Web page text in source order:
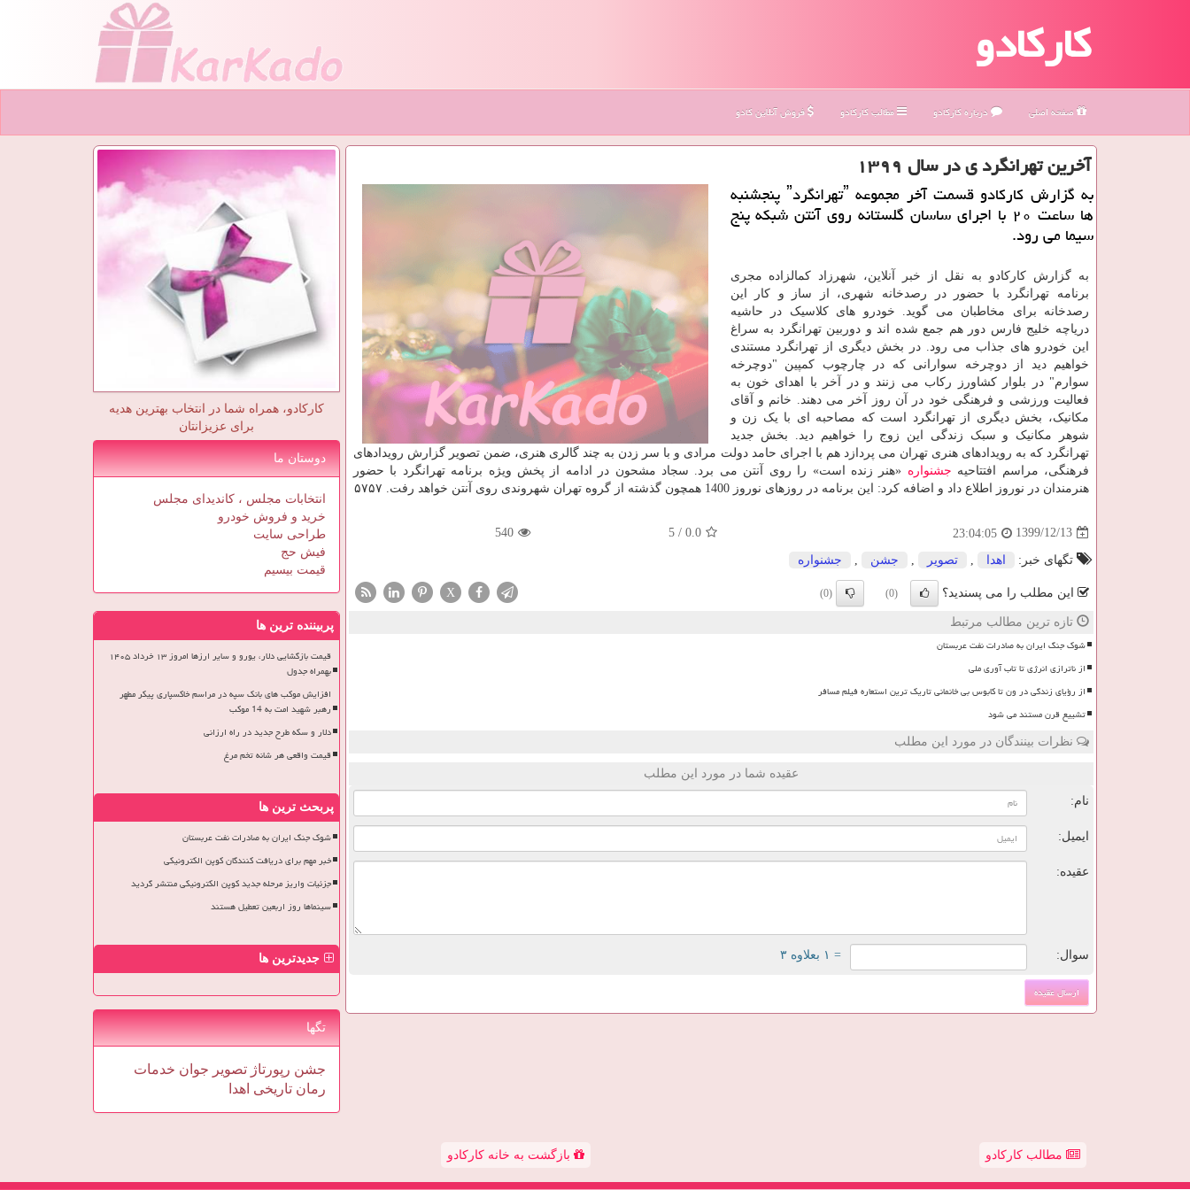
کارکادو
صفحه اصلی درباره كاركادو مطالب كاركادو فروش آنلاین کادو
آخرین تهرانگرد ی در سال ۱۳۹۹
به گزارش کارکادو قسمت آخر مجموعه ˮتهرانگردˮ پنجشنبه
ها ساعت ۲۰ با اجرای ساسان گلستانه روی آنتن شبکه پنج
سیما می رود.
به گزارش کارکادو به نقل از خبر آنلاین، شهرزاد کمالزاده مجری
برنامه تهرانگرد با حضور در رصدخانه شهری، از ساز و کار این
رصدخانه برای مخاطبان می گوید. خودرو های کلاسیک در حاشیه
دریاچه خلیج فارس دور هم جمع شده اند و دوربین تهرانگرد به سراغ
این خودرو های جذاب می رود. در بخش دیگری از تهرانگرد مستندی
خواهیم دید از دوچرخه سوارانی که در چارچوب کمپین "دوچرخه
سوارم" در بلوار کشاورز رکاب می زنند و در آخر با اهدای خون به
فعالیت ورزشی و فرهنگی خود در آن روز آخر می دهند. خانم و آقای
مکانیک، بخش دیگری از تهرانگرد است که مصاحبه ای با یک زن و
شوهر مکانیک و سبک زندگی این زوج را خواهیم دید. بخش جدید
تهرانگرد که به رویدادهای هنری تهران می پردازد هم با اجرای حامد دولت مرادی و با سر زدن به چند گالری هنری، ضمن تصویر گزارش رویدادهای
فرهنگی، مراسم افتتاحیه جشنواره «هنر زنده است» را روی آنتن می برد. سجاد مشحون در ادامه از پخش ویژه برنامه تهرانگرد با حضور
هنرمندان در نوروز اطلاع داد و اضافه کرد: این برنامه در روزهای نوروز 1400 همچون گذشته از گروه تهران شهروندی روی آنتن خواهد رفت. ۵۷۵۷
1399/12/13
23:04:05
0.0
/
5
540
تگهای خبر: اهدا تصویر جشن جشنواره
این مطلب را می پسندید؟ (0)
(0)
X
تازه ترین مطالب مرتبط
شوک جنگ ایران به صادرات نفت عربستان
از ناترازی انرژی تا تاب آوری ملی
از رؤیای زندگی در ون تا کابوس بی خانمانی تاریک ترین استعاره فیلم مسافر
تشییع قرن مستند می شود
نظرات بینندگان در مورد این مطلب
عقیده شما در مورد این مطلب
نام:
ایمیل:
عقیده:
سوال: = ۱ بعلاوه ۳
کارکادو، همراه شما در انتخاب بهترین هدیه
برای عزیزانتان
دوستان ما
انتخابات مجلس ، کاندیدای مجلس
خرید و فروش خودرو
طراحی سایت
فیش حج
قیمت بیسیم
پربیننده ترین ها
قیمت بازگشایی دلار، یورو و سایر ارزها امروز ۱۳ خرداد ۱۴۰۵
بهمراه جدول
افزایش موکب های بانک سپه در مراسم خاکسپاری پیکر مطهر
رهبر شهید امت به 14 موکب
دلار و سکه طرح جدید در راه ارزانی
قیمت واقعی هر شانه تخم مرغ
پربحث ترین ها
شوک جنگ ایران به صادرات نفت عربستان
خبر مهم برای دریافت کنندگان کوپن الکترونیکی
جزئیات واریز مرحله جدید کوپن الکترونیکی منتشر گردید
سینماها روز اربعین تعطیل هستند
جدیدترین ها
تگها
جشن رپورتاژ تصویر جوان خدمات
رمان تاریخی اهدا
مطالب کارکادو بازگشت به خانه کارکادو